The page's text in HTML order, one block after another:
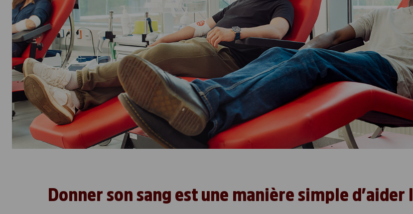
Donner son sang est une manière simple d’aider